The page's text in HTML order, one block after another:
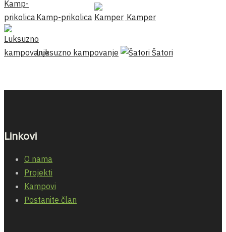
Kamp-prikolica Kamper
Luksuzno kampovanje Šatori
Linkovi
O nama
Projekti
Kampovi
Postanite član